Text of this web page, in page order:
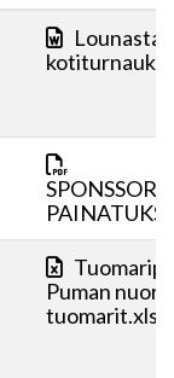
Puman
tuomarit.xlsx